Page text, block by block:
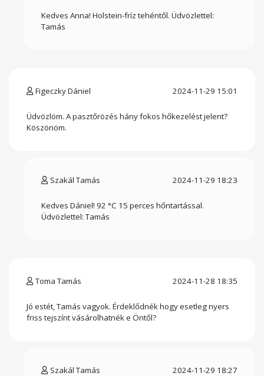
Kedves Anna! Holstein-fríz tehéntől. Üdvözlettel:
Tamás
Figeczky Dániel 2024-11-29 15:01
Üdvözlöm. A pasztőrözés hány fokos hőkezelést jelent?
Köszönöm.
Szakál Tamás 2024-11-29 18:23
Kedves Dániel! 92 °C 15 perces hőntartással.
Üdvözlettel: Tamás
Toma Tamás 2024-11-28 18:35
Jó estét, Tamás vagyok. Érdeklődnék hogy esetleg nyers
friss tejszínt vásárolhatnék e Öntől?
Szakál Tamás 2024-11-29 18:27